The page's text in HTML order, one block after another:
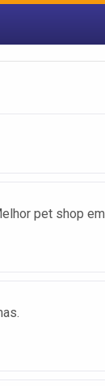
pet shop em